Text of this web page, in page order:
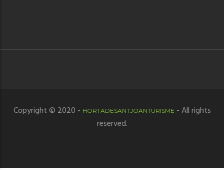
Copyright © 2020 - HORTADESANTJOANTURISME - All rights
reserved.